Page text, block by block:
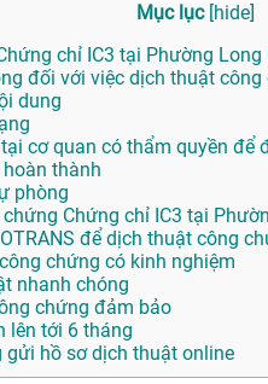
Mục lục [hide]
chỉ IC3 tại Phường
đối với việc dịch thuật công
dung
cơ quan có thẩm quyền để
thành
phòng
Chứng chỉ IC3 tại
để dịch thuật công
chứng có kinh nghiệm
nhanh chóng
chứng đảm bảo
lên tới 6 tháng
gửi hồ sơ dịch thuật online